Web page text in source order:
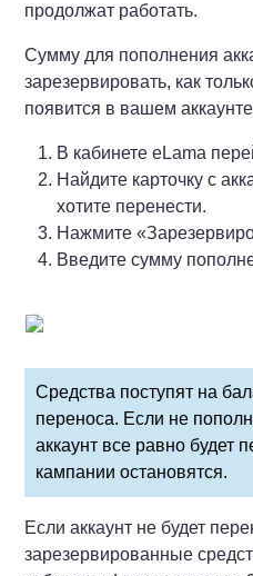
продолжат работать.
Сумму для пополнения
зарезервировать, как
появится в вашем
В кабинете eLama
Найдите карточку с
хотите перенести.
Нажмите
Введите сумму
Средства поступят на
переноса. Если не
аккаунт все равно будет
кампании остановятся.
Если аккаунт не будет
зарезервированные